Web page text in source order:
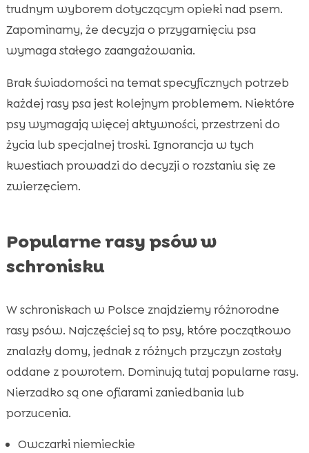
trudnym wyborem dotyczącym opieki nad psem.
Zapominamy, że decyzja o przygarnięciu psa
wymaga stałego zaangażowania.
Brak świadomości na temat specyficznych potrzeb
każdej rasy psa jest kolejnym problemem. Niektóre
psy wymagają więcej aktywności, przestrzeni do
życia lub specjalnej troski. Ignorancja w tych
kwestiach prowadzi do decyzji o rozstaniu się ze
zwierzęciem.
Popularne rasy psów w
schronisku
W schroniskach w Polsce znajdziemy różnorodne
rasy psów. Najczęściej są to psy, które początkowo
znalazły domy, jednak z różnych przyczyn zostały
oddane z powrotem. Dominują tutaj popularne rasy.
Nierzadko są one ofiarami zaniedbania lub
porzucenia.
Owczarki niemieckie